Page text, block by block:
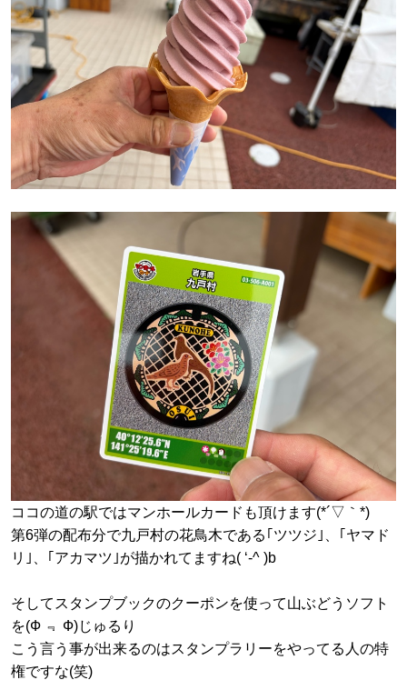
ココの道の駅ではマンホールカードも頂けます(*´▽｀*)
第6弾の配布分で九戸村の花鳥木である｢ツツジ｣、｢ヤマド
リ｣、｢アカマツ｣が描かれてますね( ‘-^ )b
そしてスタンプブックのクーポンを使って山ぶどうソフト
を(Ф ﹃ Ф)じゅるり
こう言う事が出来るのはスタンプラリーをやってる人の特
権ですな(笑)